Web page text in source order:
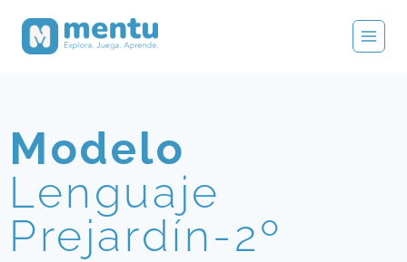
Modelo
Lenguaje
Prejardín-2º